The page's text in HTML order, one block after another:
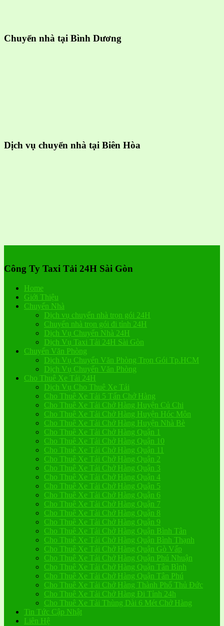
Chuyển nhà tại Bình Dương
Dịch vụ chuyển nhà tại Biên Hòa
Công Ty Taxi Tải 24H Sài Gòn
Home
Giới Thiệu
Chuyển Nhà
Dịch vụ chuyển nhà trọn gói 24H
Chuyển nhà trọn gói đi tỉnh 24H
Dịch Vụ Chuyển Nhà 24H
Dịch Vụ Taxi Tải 24H Sài Gòn
Chuyển Văn Phòng
Dịch Vụ Chuyển Văn Phòng Trọn Gói Tp.HCM
Dịch Vụ Chuyển Văn Phòng
Cho Thuê Xe Tải 24H
Dịch Vụ Cho Thuê Xe Tải
Cho Thuê Xe Tải 5 Tấn Chở Hàng
Cho Thuê Xe Tải Chở Hàng Huyện Củ Chi
Cho Thuê Xe Tải Chở Hàng Huyện Hóc Môn
Cho Thuê Xe Tải Chở Hàng Huyện Nhà Bè
Cho Thuê Xe Tải Chở Hàng Quận 1
Cho Thuê Xe Tải Chở Hàng Quận 10
Cho Thuê Xe Tải Chở Hàng Quận 11
Cho Thuê Xe Tải Chở Hàng Quận 2
Cho Thuê Xe Tải Chở Hàng Quận 3
Cho Thuê Xe Tải Chở Hàng Quận 4
Cho Thuê Xe Tải Chở Hàng Quận 5
Cho Thuê Xe Tải Chở Hàng Quận 6
Cho Thuê Xe Tải Chở Hàng Quận 7
Cho Thuê Xe Tải Chở Hàng Quận 8
Cho Thuê Xe Tải Chở Hàng Quận 9
Cho Thuê Xe Tải Chở Hàng Quận Bình Tân
Cho Thuê Xe Tải Chở Hàng Quận Bình Thạnh
Cho Thuê Xe Tải Chở Hàng Quận Gò Vấp
Cho Thuê Xe Tải Chở Hàng Quận Phú Nhuận
Cho Thuê Xe Tải Chở Hàng Quận Tân Bình
Cho Thuê Xe Tải Chở Hàng Quận Tân Phú
Cho Thuê Xe Tải Chở Hàng Thành Phố Thủ Đức
Cho Thuê Xe Tải Chở Hàng Đi Tỉnh 24h
Cho Thuê Xe Tải Thùng Dài 6 Mét Chở Hàng
Tin Tức Cập Nhật
Liên Hệ